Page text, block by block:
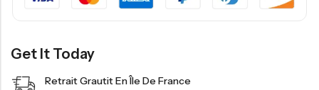
Get It Today
Retrait Grautit En Île De France